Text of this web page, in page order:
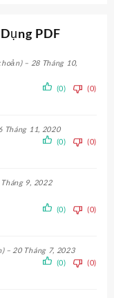
PDF
– 28 Tháng 10,
(0)
(0)
Tháng 11, 2020
(0)
(0)
Tháng 9, 2022
(0) (0)
– 20 Tháng 7, 2023
(0)
(0)